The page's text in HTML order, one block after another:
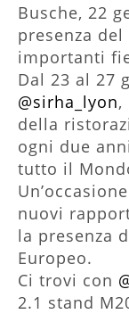
Busche, 22
presenza
importanti
Dal 23 al 27
@sirha_lyon,
della
ogni due
tutto il
nuovi
la presenza
Europeo.
Ci trovi con
2.1 stand